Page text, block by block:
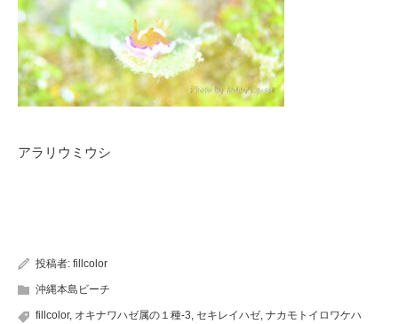
アラリウミウシ
投稿者: fillcolor
沖縄本島ビーチ
fillcolor, オキナワハゼ属の１種-3 セキレイハゼ ナカモトイロワケハ